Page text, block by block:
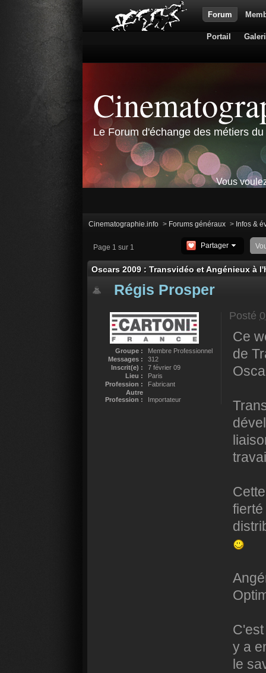
Forum
Portail
Le Forum d'échange des métiers
Vous
Cinematographie.info > Forums généraux > Infos &
Page 1 sur 1 Partager
Oscars 2009 : Transvidéo et Angénieux à
Régis Prosper
Groupe :
Membre Professionnel
Messages :
312
Inscrit(e) :
7 février 09
Lieu :
Paris
Profession :
Fabricant
Autre
Profession :
Importateur
Posté
Ce
de
y a
le